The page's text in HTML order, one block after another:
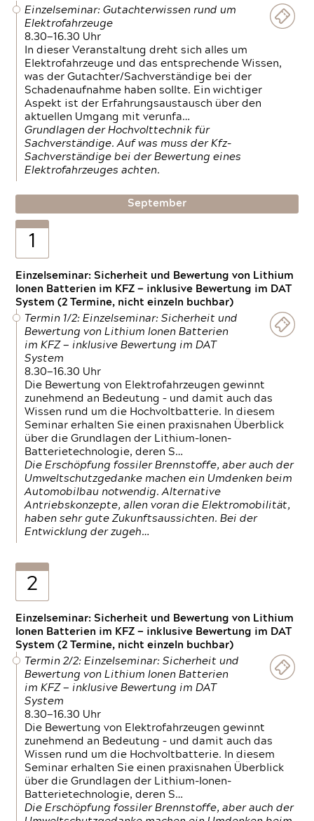
Einzelseminar: Gutachterwissen rund um
Elektrofahrzeuge
8.30—16.30 Uhr
In dieser Veranstaltung dreht sich alles um
Elektrofahrzeuge und das entsprechende Wissen,
was der Gutachter/Sachverständige bei der
Schadenaufnahme haben sollte. Ein wichtiger
Aspekt ist der Erfahrungsaustausch über den
aktuellen Umgang mit verunfa…
Grundlagen der Hochvolttechnik für
Sachverständige. Auf was muss der Kfz-
Sachverständige bei der Bewertung eines
Elektrofahrzeuges achten.
September
1
Einzelseminar: Sicherheit und Bewertung von Lithium
Ionen Batterien im KFZ — inklusive Bewertung im DAT
System (2 Termine, nicht einzeln buchbar)
Termin 1/2: Einzelseminar: Sicherheit und
Bewertung von Lithium Ionen Batterien
im KFZ — inklusive Bewertung im DAT
System
8.30—16.30 Uhr
Die Bewertung von Elektrofahrzeugen gewinnt
zunehmend an Bedeutung – und damit auch das
Wissen rund um die Hochvoltbatterie. In diesem
Seminar erhalten Sie einen praxisnahen Überblick
über die Grundlagen der Lithium-Ionen-
Batterietechnologie, deren S…
Die Erschöpfung fossiler Brennstoffe, aber auch der
Umweltschutzgedanke machen ein Umdenken beim
Automobilbau notwendig. Alternative
Antriebskonzepte, allen voran die Elektromobilität,
haben sehr gute Zukunftsaussichten. Bei der
Entwicklung der zugeh…
2
Einzelseminar: Sicherheit und Bewertung von Lithium
Ionen Batterien im KFZ — inklusive Bewertung im DAT
System (2 Termine, nicht einzeln buchbar)
Termin 2/2: Einzelseminar: Sicherheit und
Bewertung von Lithium Ionen Batterien
im KFZ — inklusive Bewertung im DAT
System
8.30—16.30 Uhr
Die Bewertung von Elektrofahrzeugen gewinnt
zunehmend an Bedeutung – und damit auch das
Wissen rund um die Hochvoltbatterie. In diesem
Seminar erhalten Sie einen praxisnahen Überblick
über die Grundlagen der Lithium-Ionen-
Batterietechnologie, deren S…
Die Erschöpfung fossiler Brennstoffe, aber auch der